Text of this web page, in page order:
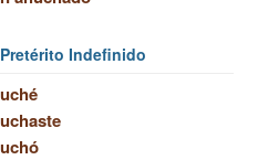
Pretérito Indefinido